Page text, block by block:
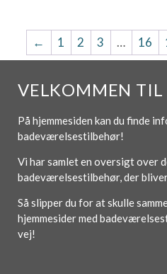
← 1 2 3 … 16
VELKOMMEN TIL
På hjemmesiden kan du finde
badeværelsestilbehør!
Vi har samlet en oversigt over
badeværelsestilbehør, der
Så slipper du for at skulle
hjemmesider med
vej!